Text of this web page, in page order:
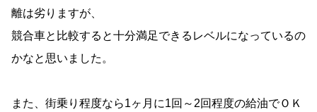
離は劣りますが、
競合車と比較すると十分満足できるレベルになっているの
かなと思いました。
また、街乗り程度なら1ヶ月に1回～2回程度の給油でＯＫ